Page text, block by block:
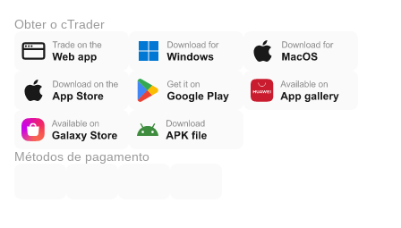
Obter o cTrader
Métodos de pagamento